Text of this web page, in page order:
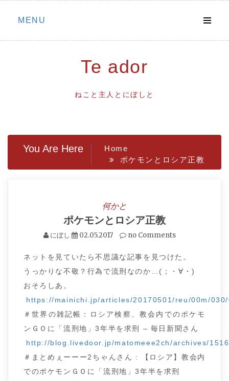
Skip
MENU
Te ador
ねこと主人とにぼしと
You Are Here
Home
ポケモンとロシア正教
何かと
ポケモンとロシア正教
にぼし 02.05.2017 no Comments
ネットを見ていたら不思議な記事を見つけた。
うっかりな不敬？行為で流刑なのか…(；・∀・)
おそろしあ。
https://mainichi.jp/articles/20170501/reu/00m/
＃世界の雑記帳：ロシア検察、教会内でのポケモ
ンＧＯに「流刑地」3年半を求刑 – 毎日新聞さん
http://blog.livedoor.jp/matomeee2ch/archives/
＃まとめぇーーー2ちゃんさん : 【ロシア】教会内
でのポケモンＧＯに「流刑地」3年半を求刑